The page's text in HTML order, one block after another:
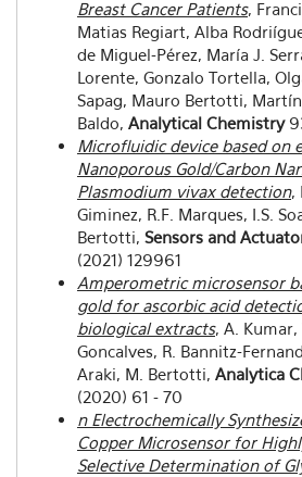
Breast Cancer Patients,
Matias Regiart, Alba
de Miguel-Pérez, María J.
Lorente, Gonzalo Tortella,
Sapag, Mauro Bertotti,
Baldo, Analytical Chemistry
Microfluidic device based on
Nanoporous Gold/Carbon
Plasmodium vivax detection,
Giminez, R.F. Marques, I.S.
Bertotti, Sensors and
(2021) 129961
Amperometric microsensor
gold for ascorbic acid
biological extracts, A. Kumar,
Goncalves, R. Bannitz-
Araki, M. Bertotti, Analytica
(2020) 61 - 70
n Electrochemically
Copper Microsensor for
Selective Determination of